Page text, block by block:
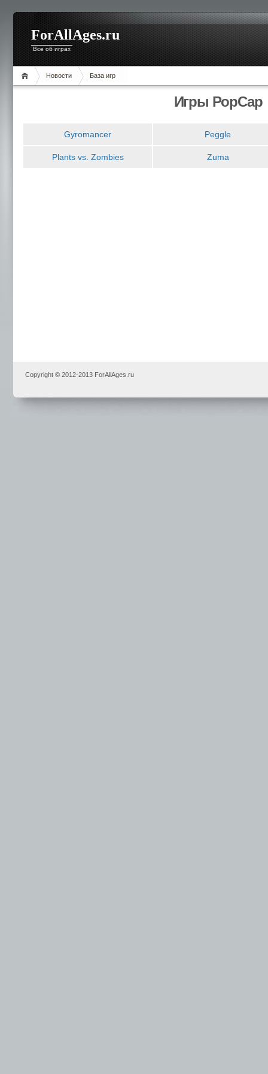
ForAllAges.ru
Все об играх
Новости База игр
Игры PopCap
Gyromancer Peggle
Plants vs. Zombies Zuma
Copyright © 2012-2013 ForAllAges.ru